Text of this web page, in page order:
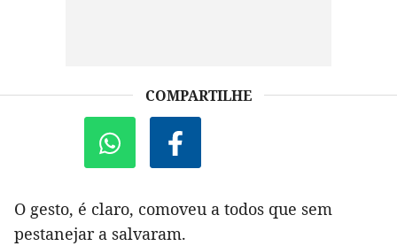
COMPARTILHE
O gesto, é claro, comoveu a todos que sem
pestanejar a salvaram.